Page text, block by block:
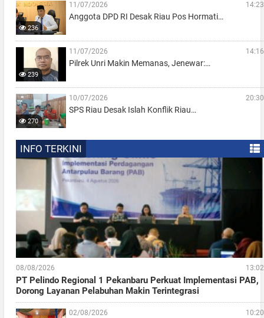
236
11/07/2026 14:23
Anggota DPD RI Desak Riau Pos Hormati…
239
11/07/2026 14:16
Pilrek Unri Makin Memanas, Jenewar:…
270
10/07/2026 20:30
SPS Riau Desak Islah Konflik Riau…
INFO TERKINI
08/08/2026 13:02
PT Pelindo Regional 1 Pekanbaru Perkuat Implementasi PAB,
Dorong Layanan Pelabuhan Makin Terintegrasi
02/08/2026 10:20